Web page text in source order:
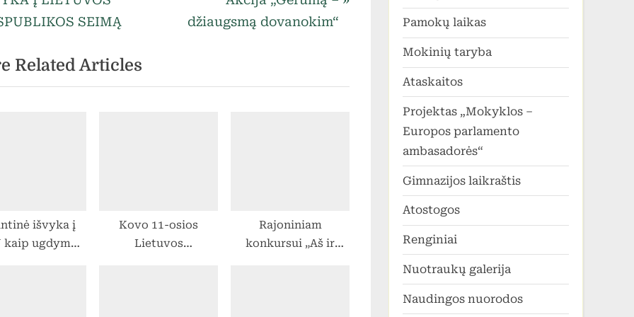
SEIMĄ
e
P
džiaugsmą dovanokim“
Related Articles
išvyka į
kaip ugdymo
Kovo 11-osios
Lietuvos
Rajoniniam
konkursui „Aš ir
Pamokų laikas
Mokinių taryba
Ataskaitos
Projektas „Mokyklos –
Europos parlamento
ambasadorės“
Gimnazijos laikraštis
Atostogos
Renginiai
Nuotraukų galerija
Naudingos nuorodos